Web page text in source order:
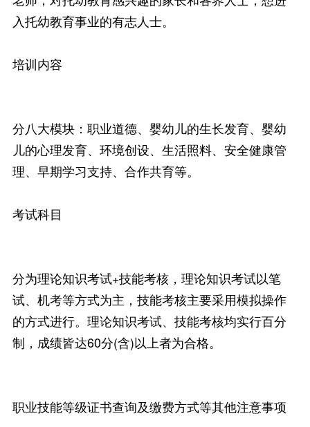
入托幼教育事业的有志人士。
培训内容
分八大模块：职业道德、婴幼儿的生长发育、婴幼
儿的心理发育、环境创设、生活照料、安全健康管
理、早期学习支持、合作共育等。
考试科目
分为理论知识考试+技能考核，理论知识考试以笔
试、机考等方式为主，技能考核主要采用模拟操作
的方式进行。理论知识考试、技能考核均实行百分
制，成绩皆达60分(含)以上者为合格。
职业技能等级证书查询及缴费方式等其他注意事项